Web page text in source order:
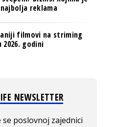
reklama
filmovi na striming
godini
NEWSLETTER
poslovnoj zajednici